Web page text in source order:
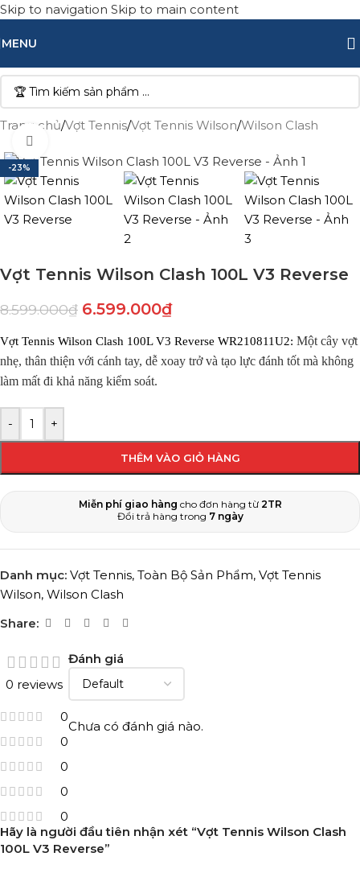
Skip to navigation Skip to main content
MENU
Trang chủ/Vợt Tennis/Vợt Tennis Wilson/Wilson Clash
-23%
Vợt Tennis Wilson Clash 100L V3 Reverse
8.599.000₫ 6.599.000₫
Vợt Tennis Wilson Clash 100L V3 Reverse WR210811U2: Một cây vợt
nhẹ, thân thiện với cánh tay, dễ xoay trở và tạo lực đánh tốt mà không
làm mất đi khả năng kiểm soát.
- +
THÊM VÀO GIỎ HÀNG
Miễn phí giao hàng cho đơn hàng từ 2TR
Đổi trả hàng trong 7 ngày
Danh mục: Vợt Tennis, Toàn Bộ Sản Phẩm, Vợt Tennis
Wilson, Wilson Clash
Share:
0 reviews
0
0
0
0
0
Đánh giá
Chưa có đánh giá nào.
Hãy là người đầu tiên nhận xét “Vợt Tennis Wilson Clash
100L V3 Reverse”